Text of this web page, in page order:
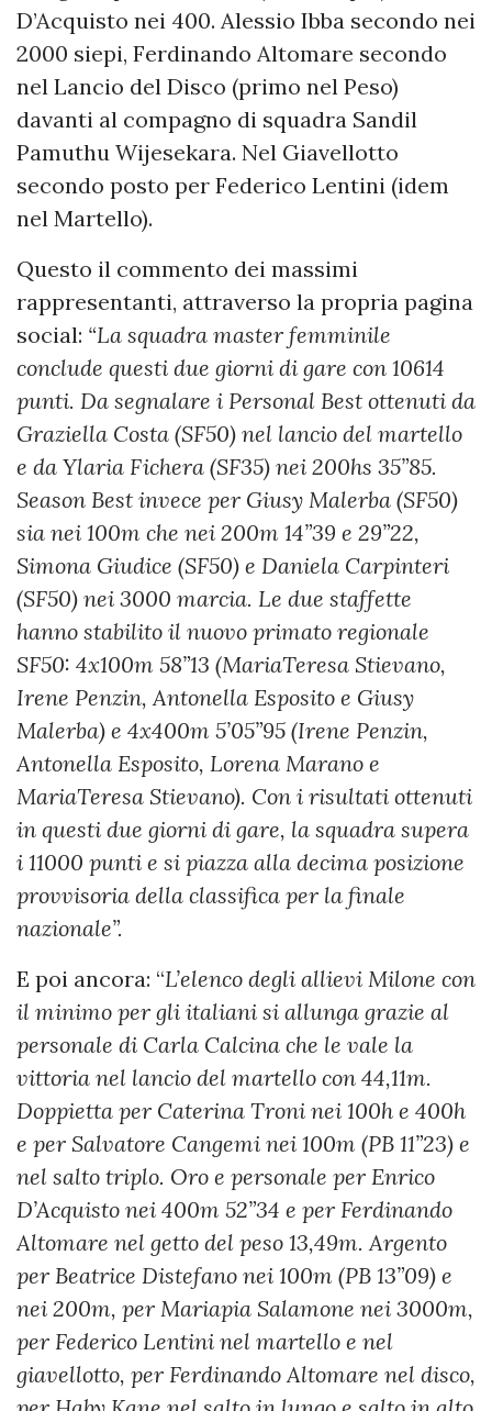
D’Acquisto nei 400. Alessio Ibba secondo nei
2000 siepi, Ferdinando Altomare secondo
nel Lancio del Disco (primo nel Peso)
davanti al compagno di squadra Sandil
Pamuthu Wijesekara. Nel Giavellotto
secondo posto per Federico Lentini (idem
nel Martello).
Questo il commento dei massimi
rappresentanti, attraverso la propria pagina
social: “La squadra master femminile
conclude questi due giorni di gare con 10614
punti. Da segnalare i Personal Best ottenuti da
Graziella Costa (SF50) nel lancio del martello
e da Ylaria Fichera (SF35) nei 200hs 35”85.
Season Best invece per Giusy Malerba (SF50)
sia nei 100m che nei 200m 14”39 e 29”22,
Simona Giudice (SF50) e Daniela Carpinteri
(SF50) nei 3000 marcia. Le due staffette
hanno stabilito il nuovo primato regionale
SF50: 4x100m 58”13 (MariaTeresa Stievano,
Irene Penzin, Antonella Esposito e Giusy
Malerba) e 4x400m 5’05”95 (Irene Penzin,
Antonella Esposito, Lorena Marano e
MariaTeresa Stievano). Con i risultati ottenuti
in questi due giorni di gare, la squadra supera
i 11000 punti e si piazza alla decima posizione
provvisoria della classifica per la finale
nazionale”.
E poi ancora: “L’elenco degli allievi Milone con
il minimo per gli italiani si allunga grazie al
personale di Carla Calcina che le vale la
vittoria nel lancio del martello con 44,11m.
Doppietta per Caterina Troni nei 100h e 400h
e per Salvatore Cangemi nei 100m (PB 11”23) e
nel salto triplo. Oro e personale per Enrico
D’Acquisto nei 400m 52”34 e per Ferdinando
Altomare nel getto del peso 13,49m. Argento
per Beatrice Distefano nei 100m (PB 13”09) e
nei 200m, per Mariapia Salamone nei 3000m,
per Federico Lentini nel martello e nel
giavellotto, per Ferdinando Altomare nel disco,